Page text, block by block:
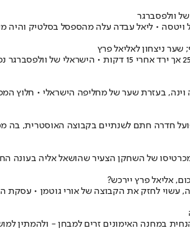
וולפסברגר
שער ניצחון לאליאל פרץ
חדרה חתם לשנתיים בקבוצה האוסטרית, בה
של השחקן הצעיר שהושאל אליה בעונה
אליאל פרץ יירכש?
עשוי לחזק את הקבוצה של אורי גוטמן •
במחנה האימונים זרים למבחן -